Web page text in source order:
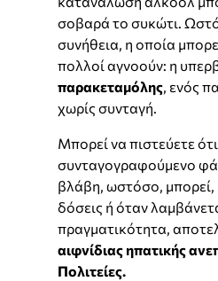
σοβαρά το συκώτι.
συνήθεια, η οποία
πολλοί αγνοούν: η
παρακεταμόλης, ενός
χωρίς συνταγή.
Μπορεί να πιστεύετε
συνταγογραφούμενο
βλάβη, ωστόσο, μπορεί,
δόσεις ή όταν
πραγματικότητα,
αιφνίδιας ηπατικής
Πολιτείες.